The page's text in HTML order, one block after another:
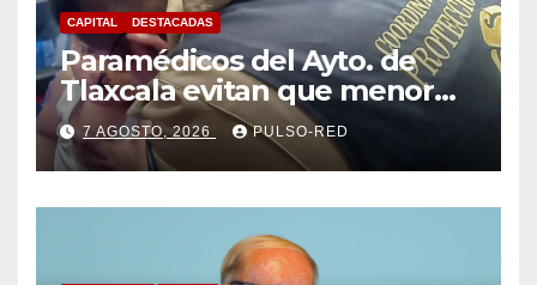
CAPITAL DESTACADAS
Paramédicos del Ayto. de
Tlaxcala evitan que menor
sufra complicaciones por
hipotermia tras caer en una
cisterna
7 AGOSTO, 2026 PULSO-RED